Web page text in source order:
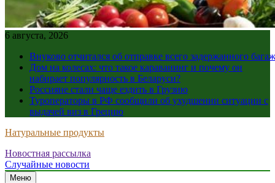
6 августа, 2026
Внуково отчитался об отправке всего задержанного
Дом на колесах: что такое караванинг и почему он
набирает популярность в Беларуси?
Россияне стали чаще ездить в Грузию
Туроператоры в РФ сообщили об ухудшении ситуации с
выдачей виз в Грецию
Натуральные продукты
Новостная рассылка
Случайные новости
Меню